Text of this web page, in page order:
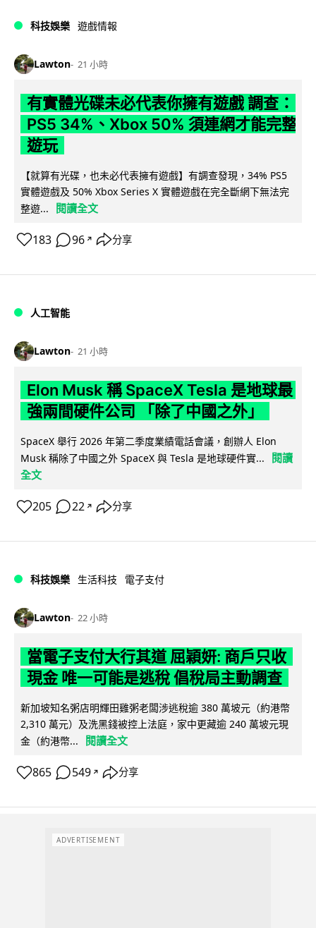
科技娛樂 遊戲情報
Lawton 21 小時
有實體光碟未必代表你擁有遊戲 調查：
PS5 34%、Xbox 50% 須連網才能完整
遊玩
【就算有光碟，也未必代表擁有遊戲】有調查發現，34% PS5
實體遊戲及 50% Xbox Series X 實體遊戲在完全斷網下無法完
整遊...
閱讀全文
183 96 ↗ 分享
人工智能
Lawton 21 小時
Elon Musk 稱 SpaceX Tesla 是地球最
強兩間硬件公司 「除了中國之外」
SpaceX 舉行 2026 年第二季度業績電話會議，創辦人 Elon
Musk 稱除了中國之外 SpaceX 與 Tesla 是地球硬件實...
閱讀
全文
205 22 ↗ 分享
科技娛樂 生活科技 電子支付
Lawton 22 小時
當電子支付大行其道 屈穎妍: 商戶只收
現金 唯一可能是逃稅 倡稅局主動調查
新加坡知名粥店明輝田雞粥老闆涉逃稅逾 380 萬坡元（約港幣
2,310 萬元）及洗黑錢被控上法庭，家中更藏逾 240 萬坡元現
金（約港幣...
閱讀全文
865 549 ↗ 分享
ADVERTISEMENT